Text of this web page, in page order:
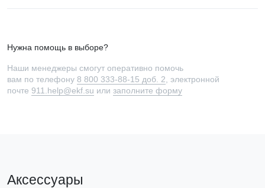
Нужна помощь в выборе?
Наши менеджеры смогут оперативно помочь
вам по телефону 8 800 333-88-15 доб. 2 , электронной
почте 911.help@ekf.su или заполните форму
Аксессуары